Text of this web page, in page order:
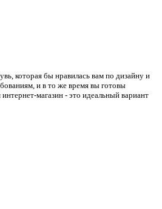
которая бы нравилась вам по дизайну и
и в то же время вы готовы
магазин - это идеальный вариант